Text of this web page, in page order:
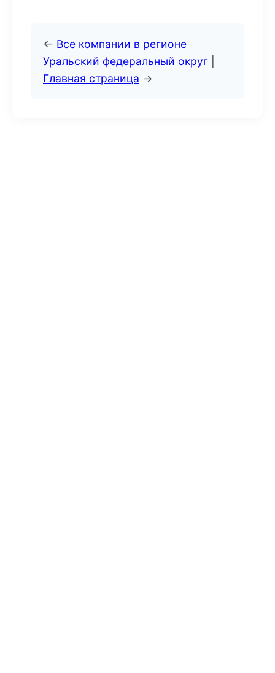
← Все компании в регионе
Уральский федеральный округ
Главная страница →